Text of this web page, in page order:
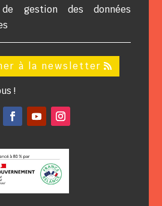
gestion des données
à la newsletter
!